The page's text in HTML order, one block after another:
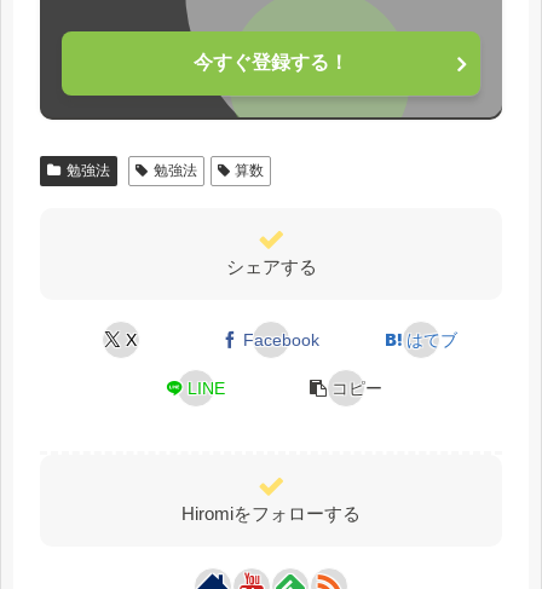
今すぐ登録する！
勉強法 勉強法 算数
シェアする
X Facebook はてブ
LINE コピー
Hiromiをフォローする